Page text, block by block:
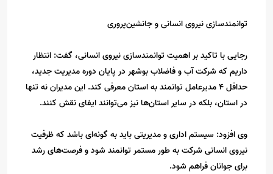
توانمندسازی نیروی انسانی و جانشین‌پروری
رجایی با تاکید بر اهمیت توانمندسازی نیروی انسانی، گفت: انتظار
داریم که شرکت آب و فاضلاب بوشهر در پایان دوره مدیریت جدید،
حداقل 4 مدیرعامل توانمند به استان معرفی کند. این مدیران نه تنها
در استان، بلکه در سایر استان‌ها نیز می‌توانند ایفای نقش کنند.
وی افزود: سیستم اداری و مدیریتی باید به گونه‌ای باشد که ظرفیت
نیروی انسانی شرکت به طور مستمر توانمند شود و فرصت‌های رشد
برای جوانان فراهم شود.